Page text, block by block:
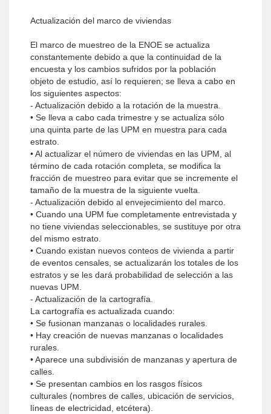
Actualización del marco de viviendas
El marco de muestreo de la ENOE se actualiza
constantemente debido a que la continuidad de la
encuesta y los cambios sufridos por la población
objeto de estudio, así lo requieren; se lleva a cabo en
los siguientes aspectos:
- Actualización debido a la rotación de la muestra.
• Se lleva a cabo cada trimestre y se actualiza sólo
una quinta parte de las UPM en muestra para cada
estrato.
• Al actualizar el número de viviendas en las UPM, al
término de cada rotación completa, se modifica la
fracción de muestreo para evitar que se incremente el
tamaño de la muestra de la siguiente vuelta.
- Actualización debido al envejecimiento del marco.
• Cuando una UPM fue completamente entrevistada y
no tiene viviendas seleccionables, se sustituye por otra
del mismo estrato.
• Cuando existan nuevos conteos de vivienda a partir
de eventos censales, se actualizarán los totales de los
estratos y se les dará probabilidad de selección a las
nuevas UPM.
- Actualización de la cartografía.
La cartografía es actualizada cuando:
• Se fusionan manzanas o localidades rurales.
• Hay creación de nuevas manzanas o localidades
rurales.
• Aparece una subdivisión de manzanas y apertura de
calles.
• Se presentan cambios en los rasgos físicos
culturales (nombres de calles, ubicación de servicios,
líneas de electricidad, etcétera).